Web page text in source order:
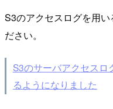
S3のアクセスログを用
ださい。
S3のサーバアクセスロ
るようになりました